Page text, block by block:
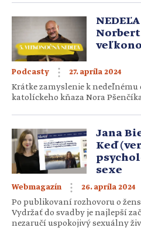
pápeža Františka môžeme
na ženy. Často ich vyzdvihuje,
v spoločnosti a v Cirkvi. K téme
vyjadrovali […]
Norbert
Podcasty 27. apríla 2024
Krátke zamyslenie k nedeľnému
katolíckeho kňaza Nora
Jana
Keď
sexe
Webmagazín 26. apríla 2024
Po publikovaní rozhovoru o
Vydržať do svadby je najlepší
nezaručí uspokojivý sexuálny